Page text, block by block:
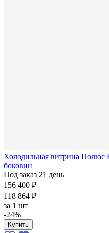
Холодильная витрина Полюс
боковин
Под заказ 21 день
156 400 ₽
118 864 ₽
за 1 шт
-24%
Купить